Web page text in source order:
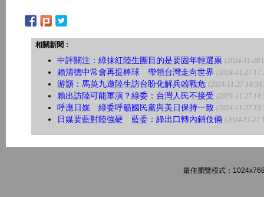
相關新聞：
中評關注：綠抹紅陸生團目的是要固年輕選票 (2024-11-28
賴清德中常會再提棒球 帶領台灣走向世界 (2024-11-27
游顥：馬英九邀陸生訪台盼化解兵凶戰危 (2024-11-27
賴出訪陸可能軍演？綠委：台灣人民不接受 (2024-11-27
呼應日媒 綠委呼籲國民黨與美日保持一致 (2024-11-27
日媒要藍對陸強硬 藍委：綠出口轉內銷伎倆 (2024-11-27
最佳瀏覽模式：